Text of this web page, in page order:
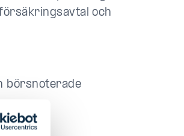
och
börsnoterade